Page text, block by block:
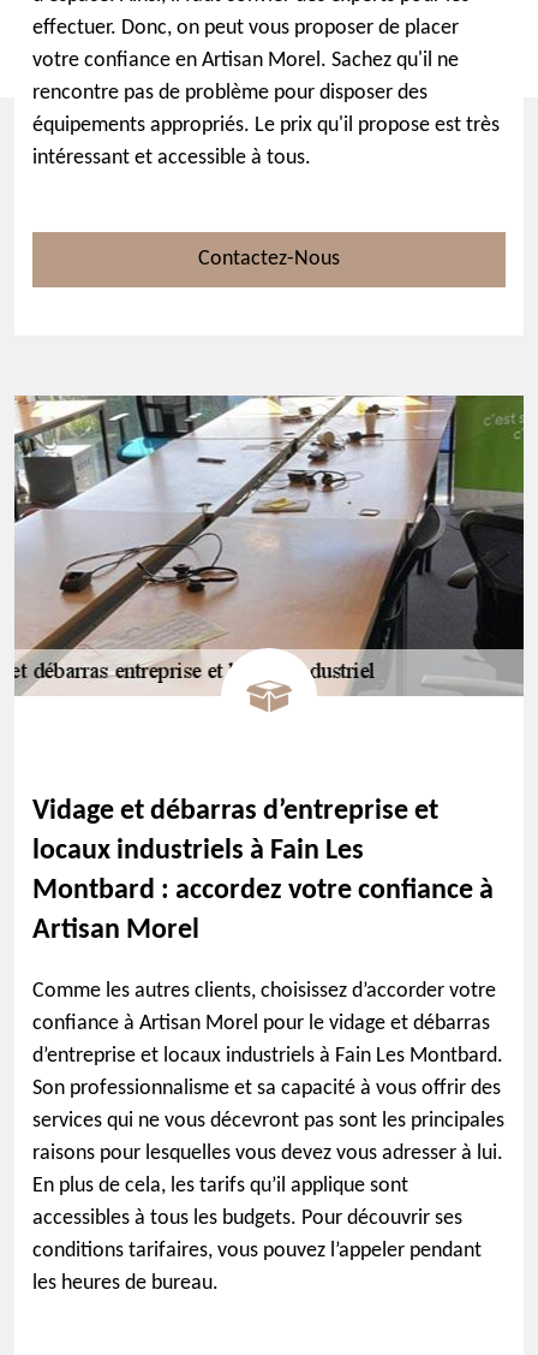
effectuer. Donc, on peut vous proposer de placer
votre confiance en Artisan Morel. Sachez qu'il ne
rencontre pas de problème pour disposer des
équipements appropriés. Le prix qu'il propose est très
intéressant et accessible à tous.
Contactez-Nous
Vidage et débarras d’entreprise et
locaux industriels à Fain Les
Montbard : accordez votre confiance à
Artisan Morel
Comme les autres clients, choisissez d’accorder votre
confiance à Artisan Morel pour le vidage et débarras
d’entreprise et locaux industriels à Fain Les Montbard.
Son professionnalisme et sa capacité à vous offrir des
services qui ne vous décevront pas sont les principales
raisons pour lesquelles vous devez vous adresser à lui.
En plus de cela, les tarifs qu’il applique sont
accessibles à tous les budgets. Pour découvrir ses
conditions tarifaires, vous pouvez l’appeler pendant
les heures de bureau.